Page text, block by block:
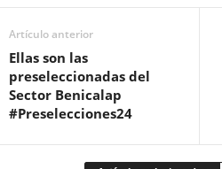
Artículo anterior
Ellas son las
preseleccionadas del
Sector Benicalap
#Preselecciones24